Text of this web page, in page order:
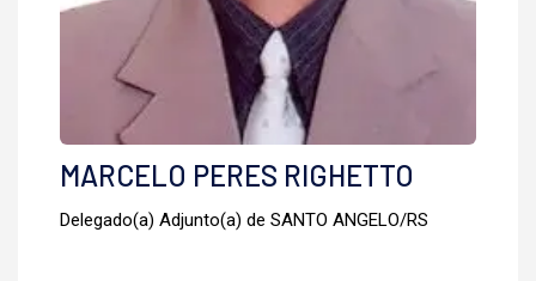
MARCELO PERES RIGHETTO
Delegado(a) Adjunto(a) de SANTO ANGELO/RS